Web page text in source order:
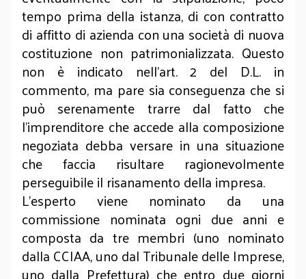
tempo prima della istanza, di con contratto
di affitto di azienda con una società di nuova
costituzione non patrimonializzata. Questo
non è indicato nell’art. 2 del D.L. in
commento, ma pare sia conseguenza che si
può serenamente trarre dal fatto che
l’imprenditore che accede alla composizione
negoziata debba versare in una situazione
che faccia risultare ragionevolmente
perseguibile il risanamento della impresa.
L’esperto viene nominato da una
commissione nominata ogni due anni e
composta da tre membri (uno nominato
dalla CCIAA, uno dal Tribunale delle Imprese,